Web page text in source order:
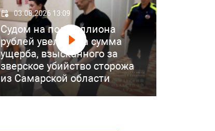
03.08.2026 13:09
Судом на полмиллиона
рублей увеличена сумма
ущерба, взысканного за
зверское убийство сторожа
из Самарской области